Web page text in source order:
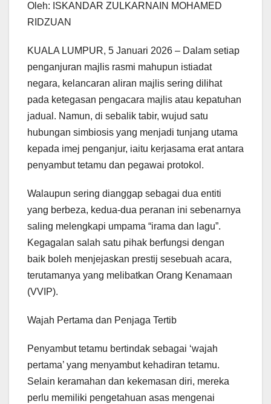
Oleh: ISKANDAR ZULKARNAIN MOHAMED
RIDZUAN
KUALA LUMPUR, 5 Januari 2026 – Dalam setiap
penganjuran majlis rasmi mahupun istiadat
negara, kelancaran aliran majlis sering dilihat
pada ketegasan pengacara majlis atau kepatuhan
jadual. Namun, di sebalik tabir, wujud satu
hubungan simbiosis yang menjadi tunjang utama
kepada imej penganjur, iaitu kerjasama erat antara
penyambut tetamu dan pegawai protokol.
Walaupun sering dianggap sebagai dua entiti
yang berbeza, kedua-dua peranan ini sebenarnya
saling melengkapi umpama “irama dan lagu”.
Kegagalan salah satu pihak berfungsi dengan
baik boleh menjejaskan prestij sesebuah acara,
terutamanya yang melibatkan Orang Kenamaan
(VVIP).
Wajah Pertama dan Penjaga Tertib
Penyambut tetamu bertindak sebagai ‘wajah
pertama’ yang menyambut kehadiran tetamu.
Selain keramahan dan kekemasan diri, mereka
perlu memiliki pengetahuan asas mengenai